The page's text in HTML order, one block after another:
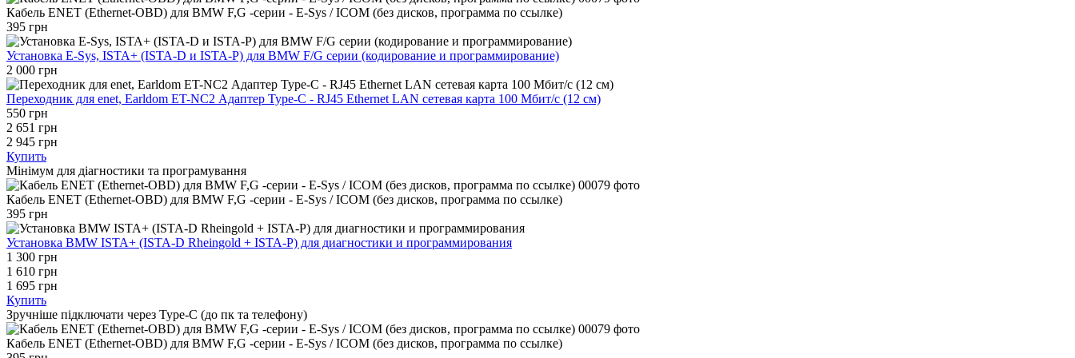
Кабель ENET (Ethernet-OBD) для BMW F,G -серии - E-Sys / ICOM (без дисков, программа по ссылке)
395 грн
Установка E-Sys, ISTA+ (ISTA-D и ISTA-P) для BMW F/G серии (кодирование и программирование)
2 000 грн
Переходник для enet, Earldom ET-NC2 Адаптер Type-C - RJ45 Ethernet LAN сетевая карта 100 Мбит/с (12 см)
550 грн
2 651 грн
2 945 грн
Купить
Мінімум для діагностики та програмування
Кабель ENET (Ethernet-OBD) для BMW F,G -серии - E-Sys / ICOM (без дисков, программа по ссылке)
395 грн
Установка BMW ISTA+ (ISTA-D Rheingold + ISTA-P) для диагностики и программирования
1 300 грн
1 610 грн
1 695 грн
Купить
Зручніше підключати через Type-C (до пк та телефону)
Кабель ENET (Ethernet-OBD) для BMW F,G -серии - E-Sys / ICOM (без дисков, программа по ссылке)